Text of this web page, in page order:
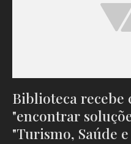
Biblioteca recebe
"encontrar
"Turismo, Saúde